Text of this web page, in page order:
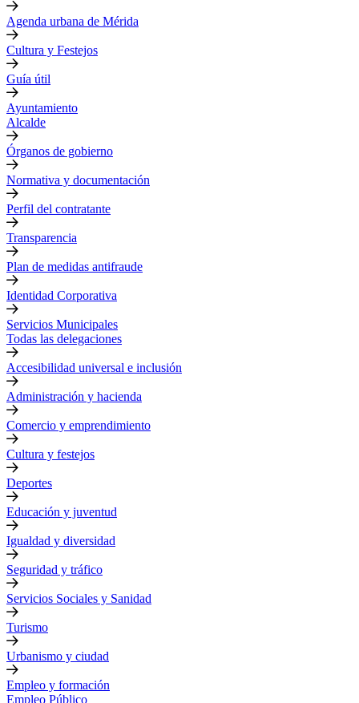
Agenda urbana de Mérida
Cultura y Festejos
Guía útil
Ayuntamiento
Alcalde
Órganos de gobierno
Normativa y documentación
Perfil del contratante
Transparencia
Plan de medidas antifraude
Identidad Corporativa
Servicios Municipales
Todas las delegaciones
Accesibilidad universal e inclusión
Administración y hacienda
Comercio y emprendimiento
Cultura y festejos
Deportes
Educación y juventud
Igualdad y diversidad
Seguridad y tráfico
Servicios Sociales y Sanidad
Turismo
Urbanismo y ciudad
Empleo y formación
Empleo Público